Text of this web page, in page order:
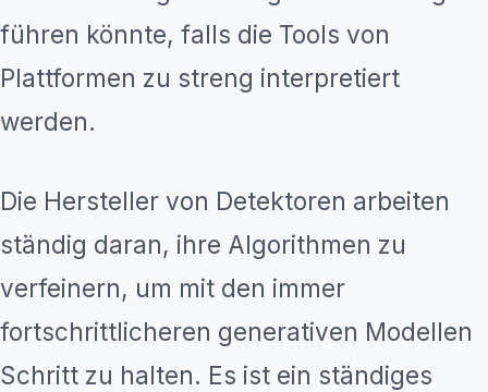
führen könnte, falls die Tools von
Plattformen zu streng interpretiert
werden.
Die Hersteller von Detektoren arbeiten
ständig daran, ihre Algorithmen zu
verfeinern, um mit den immer
fortschrittlicheren generativen Modellen
Schritt zu halten. Es ist ein ständiges